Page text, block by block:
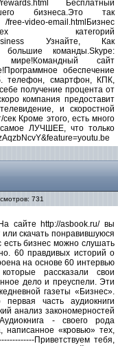
rewards.html Бесплатный
бизнеса.Это так
video-email.htmlБизнес
business Узнайте, Как
большие команды.Skype:
сайт
обеспечение
телефон, смартфон, КПК,
получение процента от
компания предоставит
и скоростной
Кроме этого, есть много
самое ЛУЧШЕЕ, что только
731
сайте http://asbook.ru/ вы
скачать понравившуюся
есть бизнес можно слушать
60 правдивых историй о
на основе 60 интервью
рассказали свои
дело и преуспели. Эти
газеты «Бизнес».
часть аудиокниги
анализ закономерностей
- своего рода
написанное «кровью» тех,
Приветствуем тебя,